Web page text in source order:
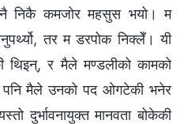
नै निकै कमजोर महसुस भयो। म
तर म डरपोक निक्लेँ। यी
थिइन्, र मैले मण्डलीको कामको
पनि मैले उनको पद ओगटेकी भनेर
दुर्भावनायुक्त मानवता बोकेकी